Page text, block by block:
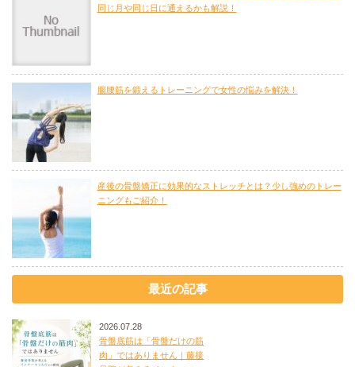
同じ月や同じ日に通えるかも解説！
腸腰筋を鍛えるトレーニングで女性の悩みを解決！
産後の骨盤矯正に効果的なストレッチとは？少し強めのトレー
ニングもご紹介！
最近の記事
2026.07.28
骨盤底筋は「骨盤だけの筋
肉」ではありません｜藤接